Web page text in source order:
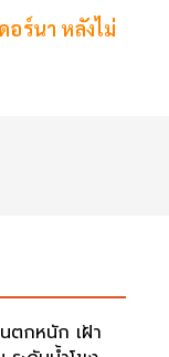
ร์นา หลังไม่
ตกหนัก เฝ้า